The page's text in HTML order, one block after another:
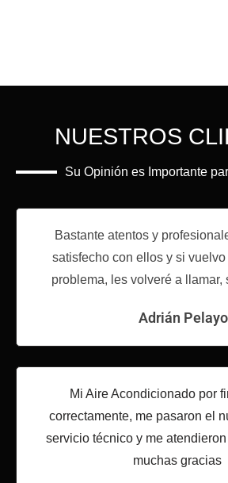
NUESTROS
Su Opinión es Importante
Bastante atentos y
satisfecho con ellos y si
problema, les volveré a llamar,
Adrián Pelayo
Mi Aire Acondicionado por
correctamente, me pasaron el
servicio técnico y me
muchas gracias